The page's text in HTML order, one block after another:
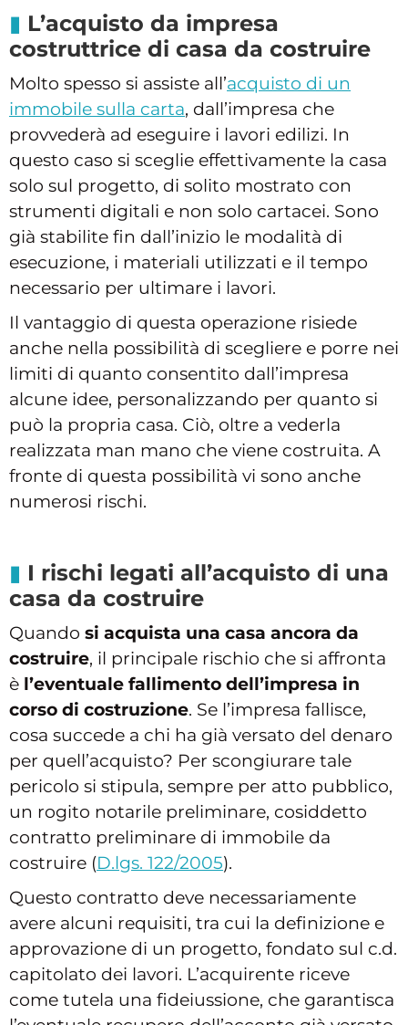
L’acquisto da impresa
costruttrice di casa da costruire
Molto spesso si assiste all’acquisto di un
immobile sulla carta, dall’impresa che
provvederà ad eseguire i lavori edilizi. In
questo caso si sceglie effettivamente la casa
solo sul progetto, di solito mostrato con
strumenti digitali e non solo cartacei. Sono
già stabilite fin dall’inizio le modalità di
esecuzione, i materiali utilizzati e il tempo
necessario per ultimare i lavori.
Il vantaggio di questa operazione risiede
anche nella possibilità di scegliere e porre nei
limiti di quanto consentito dall’impresa
alcune idee, personalizzando per quanto si
può la propria casa. Ciò, oltre a vederla
realizzata man mano che viene costruita. A
fronte di questa possibilità vi sono anche
numerosi rischi.
I rischi legati all’acquisto di una
casa da costruire
Quando si acquista una casa ancora da
costruire, il principale rischio che si affronta
è l’eventuale fallimento dell’impresa in
corso di costruzione. Se l’impresa fallisce,
cosa succede a chi ha già versato del denaro
per quell’acquisto? Per scongiurare tale
pericolo si stipula, sempre per atto pubblico,
un rogito notarile preliminare, cosiddetto
contratto preliminare di immobile da
costruire (D.lgs. 122/2005).
Questo contratto deve necessariamente
avere alcuni requisiti, tra cui la definizione e
approvazione di un progetto, fondato sul c.d.
capitolato dei lavori. L’acquirente riceve
come tutela una fideiussione, che garantisca